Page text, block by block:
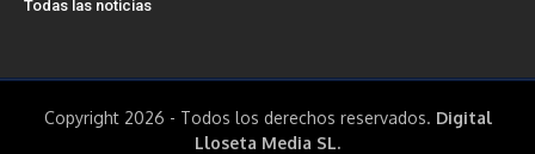
Todas las noticias
Copyright 2026 - Todos los derechos reservados. Digital
Lloseta Media SL.